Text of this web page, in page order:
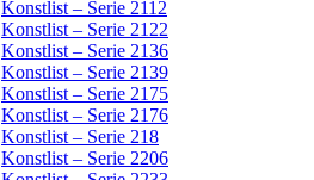
Konstlist – Serie 2112
Konstlist – Serie 2122
Konstlist – Serie 2136
Konstlist – Serie 2139
Konstlist – Serie 2175
Konstlist – Serie 2176
Konstlist – Serie 218
Konstlist – Serie 2206